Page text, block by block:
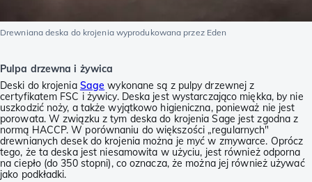
Drewniana deska do krojenia wyprodukowana przez Eden
Pulpa drzewna i żywica
Deski do krojenia Sage wykonane są z pulpy drzewnej z
certyfikatem FSC i żywicy. Deska jest wystarczająco miękka, by nie
uszkodzić noży, a także wyjątkowo higieniczna, ponieważ nie jest
porowata. W związku z tym deska do krojenia Sage jest zgodna z
normą HACCP. W porównaniu do większości „regularnych"
drewnianych desek do krojenia można je myć w zmywarce. Oprócz
tego, że ta deska jest niesamowita w użyciu, jest również odporna
na ciepło (do 350 stopni), co oznacza, że można jej również używać
jako podkładki.